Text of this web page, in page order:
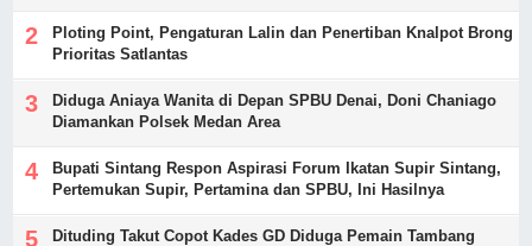
Ploting Point, Pengaturan Lalin dan Penertiban Knalpot Brong
Prioritas Satlantas
Diduga Aniaya Wanita di Depan SPBU Denai, Doni Chaniago
Diamankan Polsek Medan Area
Bupati Sintang Respon Aspirasi Forum Ikatan Supir Sintang,
Pertemukan Supir, Pertamina dan SPBU, Ini Hasilnya
Dituding Takut Copot Kades GD Diduga Pemain Tambang